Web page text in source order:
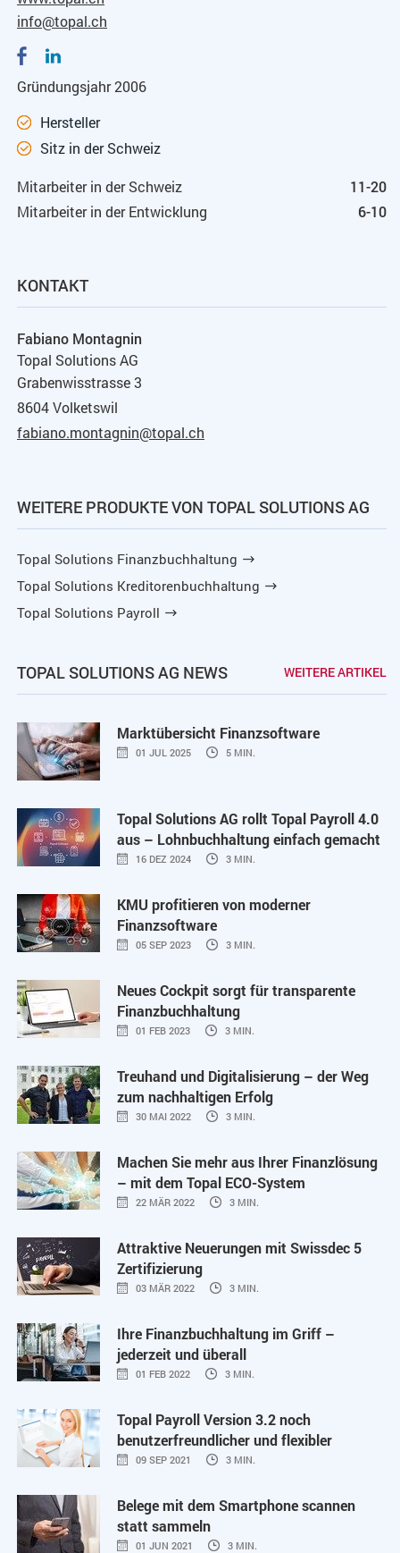
info@topal.ch
Gründungsjahr 2006
Hersteller
Sitz in der Schweiz
Mitarbeiter in der Schweiz
11-20
Mitarbeiter in der Entwicklung
6-10
KONTAKT
Fabiano Montagnin
Topal Solutions AG
Grabenwisstrasse 3
8604 Volketswil
fabiano.montagnin@topal.ch
WEITERE PRODUKTE VON TOPAL SOLUTIONS AG
Topal Solutions Finanzbuchhaltung
Topal Solutions Kreditorenbuchhaltung
Topal Solutions Payroll
TOPAL SOLUTIONS AG NEWS WEITERE ARTIKEL
Marktübersicht Finanzsoftware
01 JUL 2025 5 MIN.
Topal Solutions AG rollt Topal Payroll 4.0
aus – Lohnbuchhaltung einfach gemacht
16 DEZ 2024 3 MIN.
KMU profitieren von moderner
Finanzsoftware
05 SEP 2023 3 MIN.
Neues Cockpit sorgt für transparente
Finanzbuchhaltung
01 FEB 2023 3 MIN.
Treuhand und Digitalisierung – der Weg
zum nachhaltigen Erfolg
30 MAI 2022 3 MIN.
Machen Sie mehr aus Ihrer Finanzlösung
– mit dem Topal ECO-System
22 MÄR 2022 3 MIN.
Attraktive Neuerungen mit Swissdec 5
Zertifizierung
03 MÄR 2022 3 MIN.
Ihre Finanzbuchhaltung im Griff –
jederzeit und überall
01 FEB 2022 3 MIN.
Topal Payroll Version 3.2 noch
benutzerfreundlicher und flexibler
09 SEP 2021 3 MIN.
Belege mit dem Smartphone scannen
statt sammeln
01 JUN 2021 3 MIN.